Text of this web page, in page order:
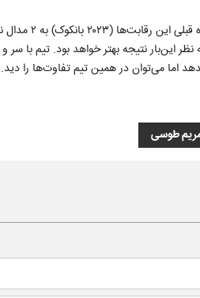
به نظر این‌بار نتیجه بهتر خواهد بود.
اما می‌توان در همین تیم تفاوت‌ها را
طوسی